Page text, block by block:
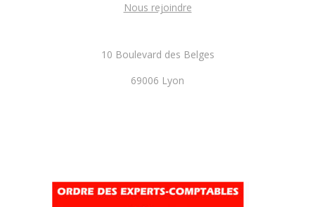
Nous rejoindre
10 Boulevard des Belges
69006 Lyon